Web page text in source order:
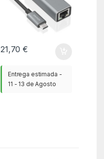
21,70€
Entrega estimada -
11 - 13 de Agosto